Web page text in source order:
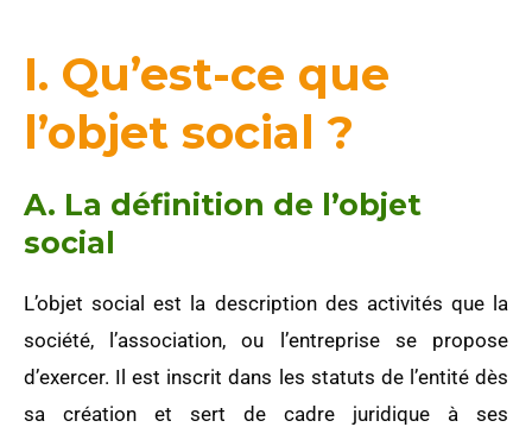
I. Qu’est-ce que
l’objet social ?
A. La définition de l’objet
social
L’objet social est la description des activités que la
société, l’association, ou l’entreprise se propose
d’exercer. Il est inscrit dans les statuts de l’entité dès
sa création et sert de cadre juridique à ses